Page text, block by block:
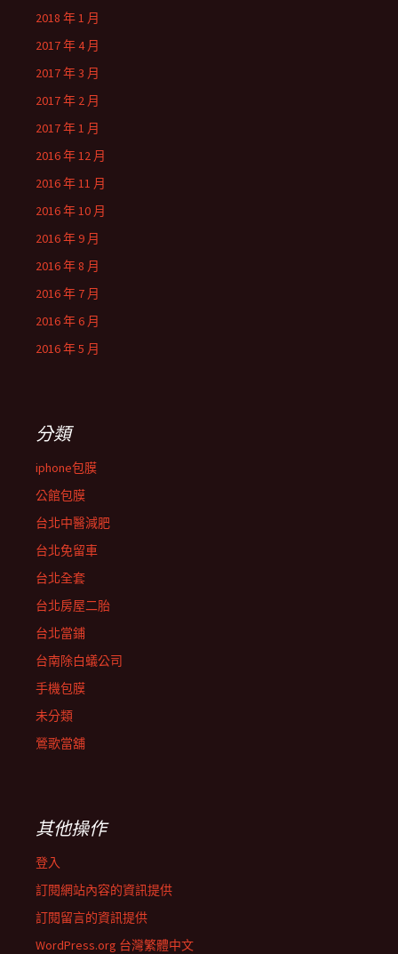
2018 年 1 月
2017 年 4 月
2017 年 3 月
2017 年 2 月
2017 年 1 月
2016 年 12 月
2016 年 11 月
2016 年 10 月
2016 年 9 月
2016 年 8 月
2016 年 7 月
2016 年 6 月
2016 年 5 月
分類
iphone包膜
公館包膜
台北中醫減肥
台北免留車
台北全套
台北房屋二胎
台北當鋪
台南除白蟻公司
手機包膜
未分類
鶯歌當舖
其他操作
登入
訂閱網站內容的資訊提供
訂閱留言的資訊提供
WordPress.org 台灣繁體中文